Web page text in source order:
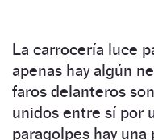
La carrocería luce
apenas hay algún
faros delanteros
unidos entre sí por
paragolpes hay